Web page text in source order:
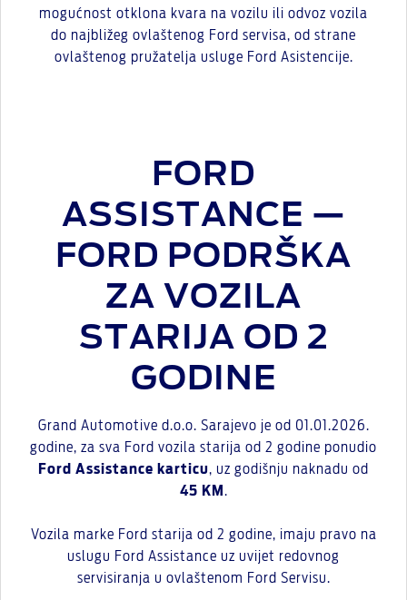
mogućnost otklona kvara na vozilu ili odvoz vozila
do najbližeg ovlaštenog Ford servisa, od strane
ovlaštenog pružatelja usluge Ford Asistencije.
FORD
ASSISTANCE —
FORD PODRŠKA
ZA VOZILA
STARIJA OD 2
GODINE
Grand Automotive d.o.o. Sarajevo je od 01.01.2026.
godine, za sva Ford vozila starija od 2 godine ponudio
Ford Assistance karticu, uz godišnju naknadu od
45 KM .
Vozila marke Ford starija od 2 godine, imaju pravo na
uslugu Ford Assistance uz uvijet redovnog
servisiranja u ovlaštenom Ford Servisu.